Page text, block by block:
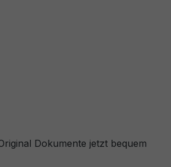
Dokumente jetzt bequem